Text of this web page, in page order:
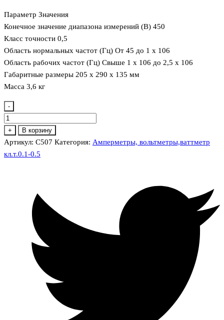
Параметр Значения
Конечное значение диапазона измерений (В) 450
Класс точности 0,5
Область нормальных частот (Гц) От 45 до 1 х 106
Область рабочих частот (Гц) Свыше 1 х 106 до 2,5 х 106
Габаритные размеры 205 х 290 х 135 мм
Масса 3,6 кг
-
Количество
товара
С507
Вольтметр
+ В корзину
Артикул: С507 Категория: Амперметры, вольтметры,ваттметр
кл.т.0.1-0.5